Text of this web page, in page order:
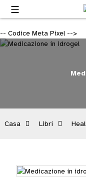
-- Codice Meta Pixel -->
Casa Libri